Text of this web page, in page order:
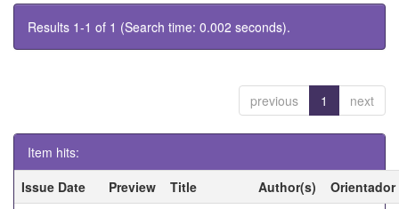
Results 1-1 of 1 (Search time: 0.002 seconds).
previous 1 next
Item hits:
Issue Date
Preview Title Author(s)
Orientador